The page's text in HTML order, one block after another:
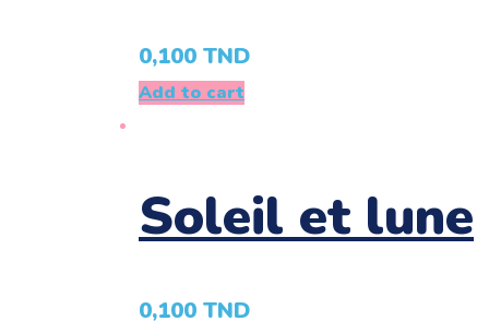
0,100 TND
Add to cart
Soleil et lune
0,100 TND